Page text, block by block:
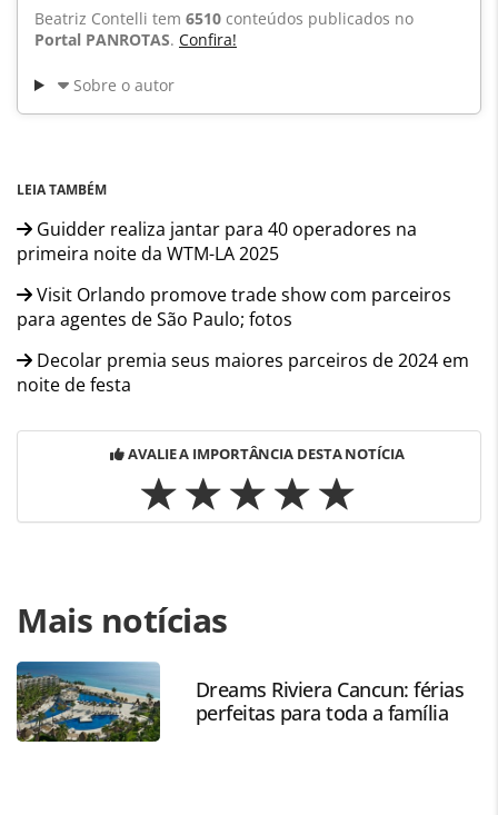
Beatriz Contelli tem 6510 conteúdos publicados no
Portal PANROTAS. Confira!
Sobre o autor
LEIA TAMBÉM
Guidder realiza jantar para 40 operadores na
primeira noite da WTM-LA 2025
Visit Orlando promove trade show com parceiros
para agentes de São Paulo; fotos
Decolar premia seus maiores parceiros de 2024 em
noite de festa
AVALIE A IMPORTÂNCIA DESTA NOTÍCIA
https://www.panrotas.com.br/viagens-de-luxo/agencias-de-
viagens/2025/04/rogeria-pinheiro-compartilha-dicas-sobre-
como-se-tornar-um-expert-em-turismo-
premium_216483.html ou as ferramentas oferecidas na
página. Todo o conteúdo produzido pela PANROTAS
Editora é protegido pela legislação brasileira sobre direito
Mais notícias
Dreams Riviera Cancun: férias
perfeitas para toda a família